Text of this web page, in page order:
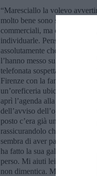
“Maresciallo la volevo
molto bene sono sicuro che
commerciali, ma quei negozi
individuarle. Penso che i
assolutamente che sono
l’hanno messo sul chi va là.”
telefonata sospetta che il
Firenze con la famiglia, e
un’oreficeria ubicata in una
aprì l’agenda alla ricerca
dell’avviso dell’operatore
posto c’era già una volante
rassicurandolo che avrebbe
sembra di aver parlato
ha fatto la sua galera, e
perso. Mi aiuti lei. Io adesso
non dimentica. Mio figlio con